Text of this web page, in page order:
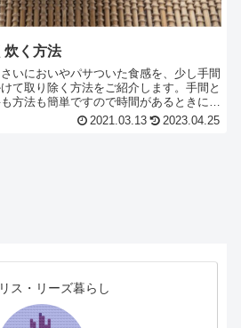
炊く方法
いにおいやパサついた食感を、少し手間
て取り除く方法をご紹介します。手間と
方法も簡単ですので時間があるときにぜ
で玄米を食べているような気分になれま
2021.03.13 2023.04.25
ス・リーズ暮らし